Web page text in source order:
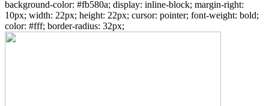
background-color: #fb580a; display: inline-block; margin-right:
10px; width: 22px; height: 22px; cursor: pointer; font-weight: bold;
color: #fff; border-radius: 32px;